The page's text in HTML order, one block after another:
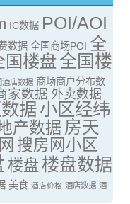
IC数据 POI/AOI
数据 全国商场POI 全
国楼盘全国楼
酒店数据 商场商户分布数
家数据 外卖数据
据小区经纬
产数据 房天
搜房网小区
楼盘 楼盘数据
美食 酒店价格 酒店数据 酒